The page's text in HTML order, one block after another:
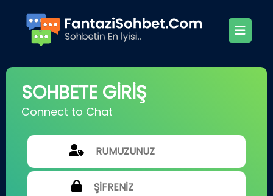
SOHBETE GİRİŞ
Connect to Chat